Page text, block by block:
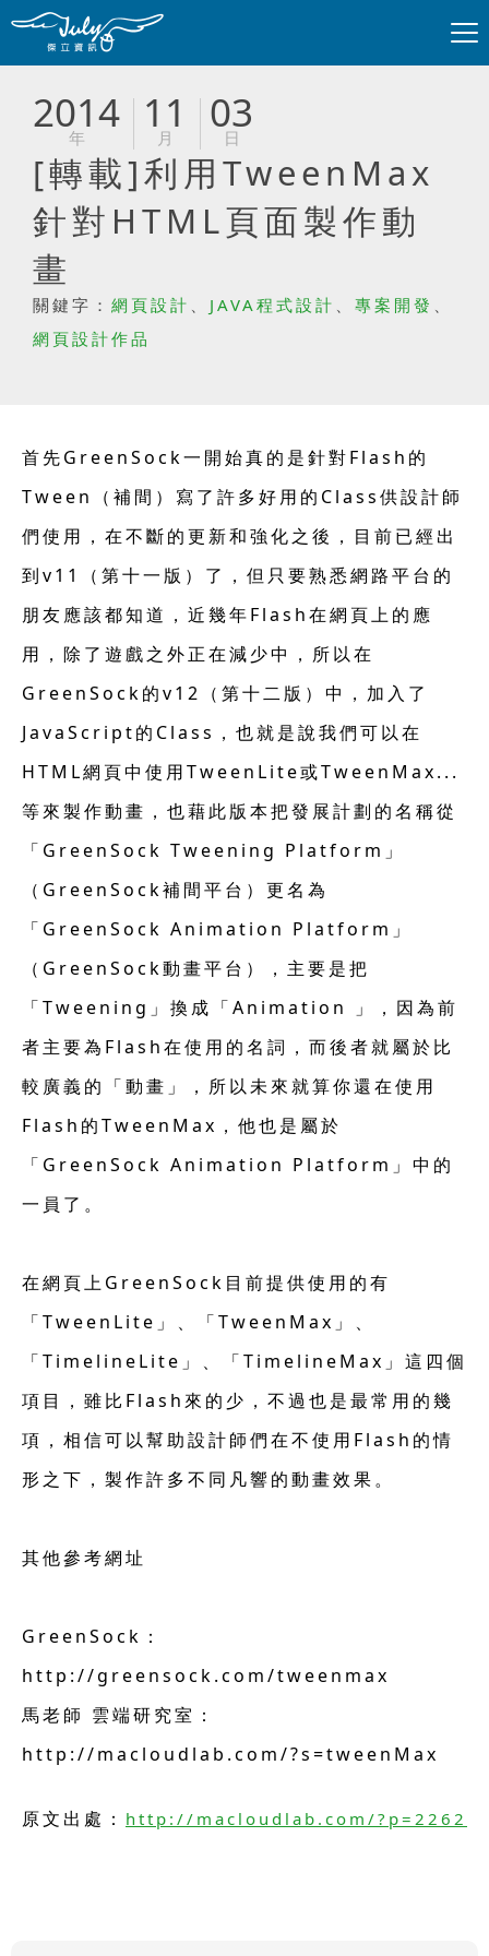
2014
年 11
月 03
日
[轉載]利用TweenMax
針對HTML頁面製作動
畫
關鍵字： 網頁設計 、 JAVA程式設計 、 專案開發 、
網頁設計作品
首先GreenSock一開始真的是針對Flash的
Tween（補間）寫了許多好用的Class供設計師
們使用，在不斷的更新和強化之後，目前已經出
到v11（第十一版）了，但只要熟悉網路平台的
朋友應該都知道，近幾年Flash在網頁上的應
用，除了遊戲之外正在減少中，所以在
GreenSock的v12（第十二版）中，加入了
JavaScript的Class，也就是說我們可以在
HTML網頁中使用TweenLite或TweenMax...
等來製作動畫，也藉此版本把發展計劃的名稱從
「GreenSock Tweening Platform」
（GreenSock補間平台）更名為
「GreenSock Animation Platform」
（GreenSock動畫平台），主要是把
「Tweening」換成「Animation 」，因為前
者主要為Flash在使用的名詞，而後者就屬於比
較廣義的「動畫」，所以未來就算你還在使用
Flash的TweenMax，他也是屬於
「GreenSock Animation Platform」中的
一員了。
在網頁上GreenSock目前提供使用的有
「TweenLite」、「TweenMax」、
「TimelineLite」、「TimelineMax」這四個
項目，雖比Flash來的少，不過也是最常用的幾
項，相信可以幫助設計師們在不使用Flash的情
形之下，製作許多不同凡響的動畫效果。
其他參考網址
GreenSock：
http://greensock.com/tweenmax
馬老師 雲端研究室：
http://macloudlab.com/?s=tweenMax
原文出處： http://macloudlab.com/?p=2262